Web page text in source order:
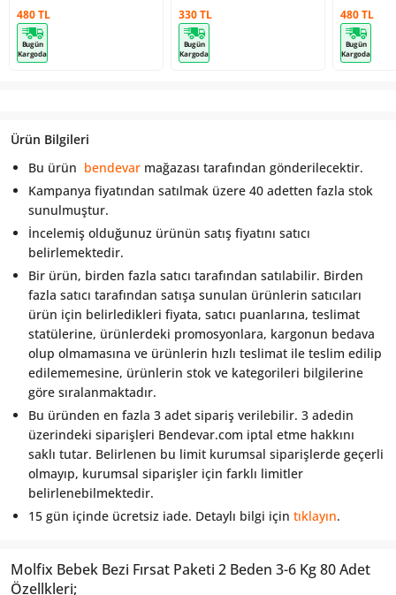
480 TL
Bugün
Kargoda
330 TL
Bugün
Kargoda
480 TL
Bugün
Kargoda
Ürün Bilgileri
Bu ürün bendevar mağazası tarafından gönderilecektir.
Kampanya fiyatından satılmak üzere 40 adetten fazla stok
sunulmuştur.
İncelemiş olduğunuz ürünün satış fiyatını satıcı
belirlemektedir.
Bir ürün, birden fazla satıcı tarafından satılabilir. Birden
fazla satıcı tarafından satışa sunulan ürünlerin satıcıları
ürün için belirledikleri fiyata, satıcı puanlarına, teslimat
statülerine, ürünlerdeki promosyonlara, kargonun bedava
olup olmamasına ve ürünlerin hızlı teslimat ile teslim edilip
edilememesine, ürünlerin stok ve kategorileri bilgilerine
göre sıralanmaktadır.
Bu üründen en fazla 3 adet sipariş verilebilir. 3 adedin
üzerindeki siparişleri Bendevar.com iptal etme hakkını
saklı tutar. Belirlenen bu limit kurumsal siparişlerde geçerli
olmayıp, kurumsal siparişler için farklı limitler
belirlenebilmektedir.
15 gün içinde ücretsiz iade. Detaylı bilgi için tıklayın.
Molfix Bebek Bezi Fırsat Paketi 2 Beden 3-6 Kg 80 Adet
Özellkleri;